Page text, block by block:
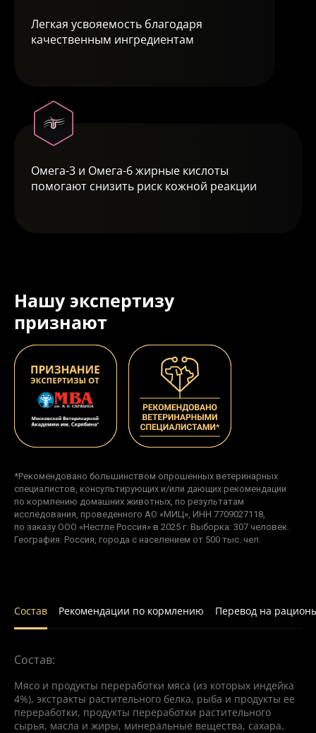
Легкая усвояемость благодаря
качественным ингредиентам
Омега-3 и Омега-6 жирные кислоты
помогают снизить риск кожной реакции
Нашу экспертизу
признают
*Рекомендовано большинством опрошенных ветеринарных
специалистов, консультирующих и/или дающих рекомендации
по кормлению домашних животных, по результатам
исследования, проведенного АО «МИЦ», ИНН 7709027118,
по заказу ООО «Нестле Россия» в 2025 г. Выборка: 307 человек.
География: Россия, города с населением от 500 тыс. чел.
Состав Рекомендации по кормлению Перевод на
Состав:
Мясо и продукты переработки мяса (из которых индейка
4%), экстракты растительного белка, рыба и продукты ее
переработки, продукты переработки растительного
сырья, масла и жиры, минеральные вещества, сахара.